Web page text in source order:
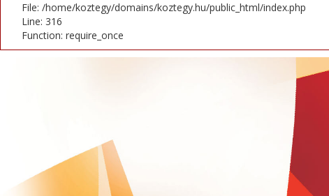
File: /home/koztegy/domains/koztegy.hu/public_html/index.php
Line: 316
Function: require_once